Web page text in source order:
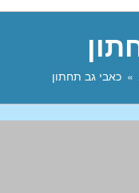
כאבי גב תחתון